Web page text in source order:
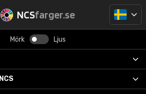
NCSfarger.se
Mörk Ljus
NCS